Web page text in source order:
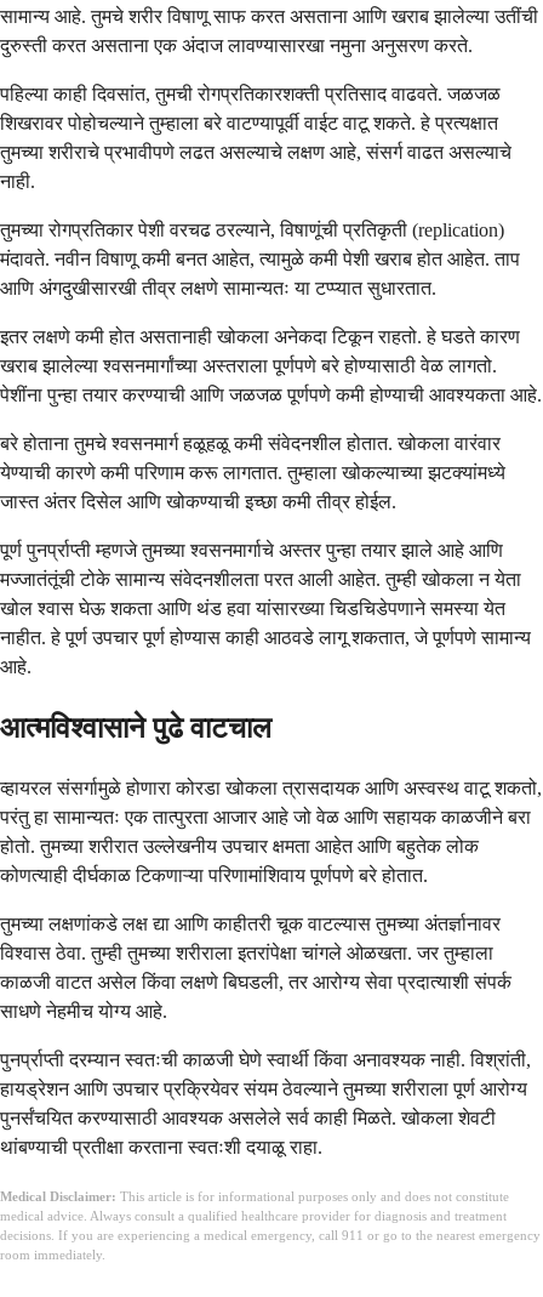
सामान्य आहे. तुमचे शरीर विषाणू साफ करत असताना आणि खराब झालेल्या उतींची
दुरुस्ती करत असताना एक अंदाज लावण्यासारखा नमुना अनुसरण करते.
पहिल्या काही दिवसांत, तुमची रोगप्रतिकारशक्ती प्रतिसाद वाढवते. जळजळ
शिखरावर पोहोचल्याने तुम्हाला बरे वाटण्यापूर्वी वाईट वाटू शकते. हे प्रत्यक्षात
तुमच्या शरीराचे प्रभावीपणे लढत असल्याचे लक्षण आहे, संसर्ग वाढत असल्याचे
नाही.
तुमच्या रोगप्रतिकार पेशी वरचढ ठरल्याने, विषाणूंची प्रतिकृती (replication)
मंदावते. नवीन विषाणू कमी बनत आहेत, त्यामुळे कमी पेशी खराब होत आहेत. ताप
आणि अंगदुखीसारखी तीव्र लक्षणे सामान्यतः या टप्प्यात सुधारतात.
इतर लक्षणे कमी होत असतानाही खोकला अनेकदा टिकून राहतो. हे घडते कारण
खराब झालेल्या श्वसनमार्गांच्या अस्तराला पूर्णपणे बरे होण्यासाठी वेळ लागतो.
पेशींना पुन्हा तयार करण्याची आणि जळजळ पूर्णपणे कमी होण्याची आवश्यकता आहे.
बरे होताना तुमचे श्वसनमार्ग हळूहळू कमी संवेदनशील होतात. खोकला वारंवार
येण्याची कारणे कमी परिणाम करू लागतात. तुम्हाला खोकल्याच्या झटक्यांमध्ये
जास्त अंतर दिसेल आणि खोकण्याची इच्छा कमी तीव्र होईल.
पूर्ण पुनर्प्राप्ती म्हणजे तुमच्या श्वसनमार्गाचे अस्तर पुन्हा तयार झाले आहे आणि
मज्जातंतूंची टोके सामान्य संवेदनशीलता परत आली आहेत. तुम्ही खोकला न येता
खोल श्वास घेऊ शकता आणि थंड हवा यांसारख्या चिडचिडेपणाने समस्या येत
नाहीत. हे पूर्ण उपचार पूर्ण होण्यास काही आठवडे लागू शकतात, जे पूर्णपणे सामान्य
आहे.
आत्मविश्वासाने पुढे वाटचाल
व्हायरल संसर्गामुळे होणारा कोरडा खोकला त्रासदायक आणि अस्वस्थ वाटू शकतो,
परंतु हा सामान्यतः एक तात्पुरता आजार आहे जो वेळ आणि सहायक काळजीने बरा
होतो. तुमच्या शरीरात उल्लेखनीय उपचार क्षमता आहेत आणि बहुतेक लोक
कोणत्याही दीर्घकाळ टिकणाऱ्या परिणामांशिवाय पूर्णपणे बरे होतात.
तुमच्या लक्षणांकडे लक्ष द्या आणि काहीतरी चूक वाटल्यास तुमच्या अंतर्ज्ञानावर
विश्वास ठेवा. तुम्ही तुमच्या शरीराला इतरांपेक्षा चांगले ओळखता. जर तुम्हाला
काळजी वाटत असेल किंवा लक्षणे बिघडली, तर आरोग्य सेवा प्रदात्याशी संपर्क
साधणे नेहमीच योग्य आहे.
पुनर्प्राप्ती दरम्यान स्वतःची काळजी घेणे स्वार्थी किंवा अनावश्यक नाही. विश्रांती,
हायड्रेशन आणि उपचार प्रक्रियेवर संयम ठेवल्याने तुमच्या शरीराला पूर्ण आरोग्य
पुनर्संचयित करण्यासाठी आवश्यक असलेले सर्व काही मिळते. खोकला शेवटी
थांबण्याची प्रतीक्षा करताना स्वतःशी दयाळू राहा.
Medical Disclaimer: This article is for informational purposes only and does not constitute
medical advice. Always consult a qualified healthcare provider for diagnosis and treatment
decisions. If you are experiencing a medical emergency, call 911 or go to the nearest emergency
room immediately.